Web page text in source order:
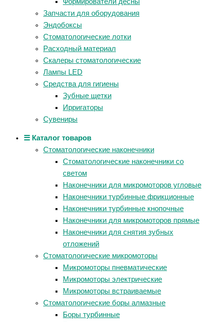
Запчасти для оборудования
Эндобоксы
Стоматологические лотки
Расходный материал
Скалеры стоматологические
Лампы LED
Средства для гигиены
Зубные щетки
Ирригаторы
Сувениры
☰ Каталог товаров
Стоматологические наконечники
Стоматологические наконечники со
светом
Наконечники для микромоторов угловые
Наконечники турбинные фрикционные
Наконечники турбинные кнопочные
Наконечники для микромоторов прямые
Наконечники для снятия зубных
отложений
Стоматологические микромоторы
Микромоторы пневматические
Микромоторы электрические
Микромоторы встраиваемые
Стоматологические боры алмазные
Боры турбинные